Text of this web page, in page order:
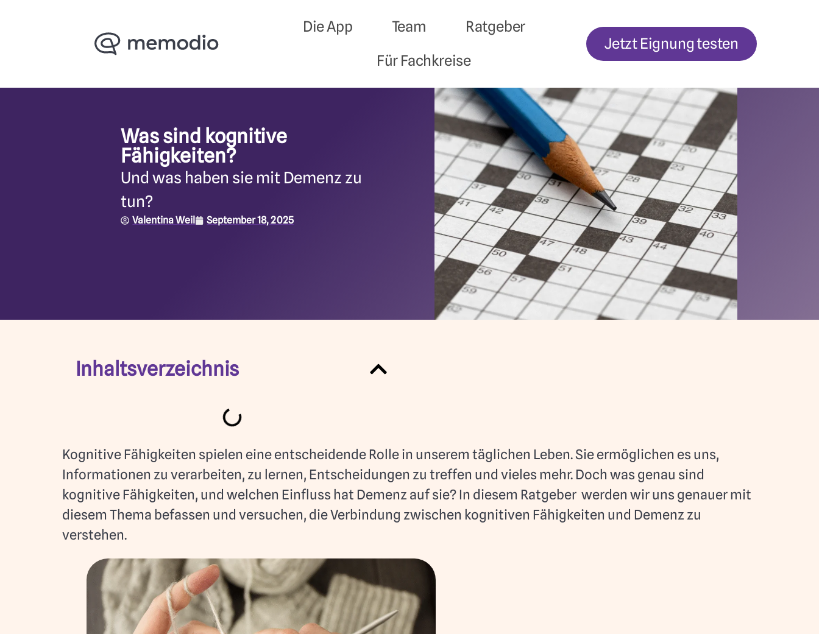
Die App Team
Ratgeber
Für Fachkreise
Jetzt Eignung testen
Was sind kognitive
Fähigkeiten?
Und was haben sie mit Demenz zu
tun?
Valentina Weil September 18, 2025
Inhaltsverzeichnis
Kognitive Fähigkeiten spielen eine entscheidende Rolle in unserem täglichen Leben. Sie ermöglichen es uns,
Informationen zu verarbeiten, zu lernen, Entscheidungen zu treffen und vieles mehr. Doch was genau sind
kognitive Fähigkeiten, und welchen Einfluss hat Demenz auf sie? In diesem Ratgeber werden wir uns genauer mit
diesem Thema befassen und versuchen, die Verbindung zwischen kognitiven Fähigkeiten und Demenz zu
verstehen.